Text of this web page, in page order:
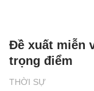
THỜI SỰ
Đề xuất miễn
trọng điểm